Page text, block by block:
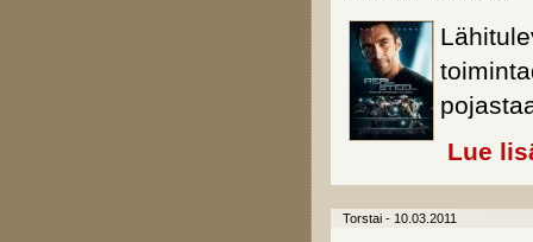
Lue
Torstai - 10.03.2011